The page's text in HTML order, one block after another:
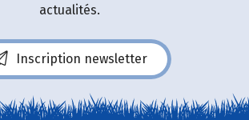
actualités.
Inscription newsletter